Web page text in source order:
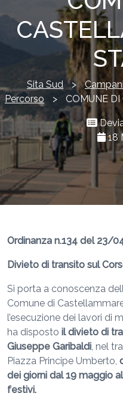
Sita Sud >
Percorso
> COMUNE
18
Ordinanza n.134 del 23/
Divieto di transito sul
Si porta a conoscenza
Comune di
l’esecuzione dei lavori di
ha disposto il divieto di
Giuseppe Garibaldi, nel
Piazza Principe Umberto,
dei giorni dal 19 maggio
festivi.